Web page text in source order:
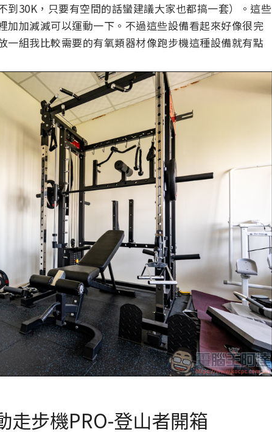
到30K，只要有空間的話蠻建議大家也都搞一套）。這些
加加減減可以運動一下。不過這些設備看起來好像很完
一組我比較需要的有氧類器材像跑步機這種設備就有點
走步機PRO-登山者開箱